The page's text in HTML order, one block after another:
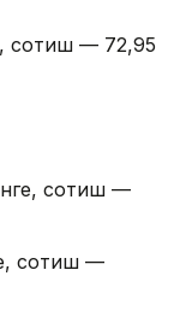
сотиш — 72,95
сотиш —
сотиш —